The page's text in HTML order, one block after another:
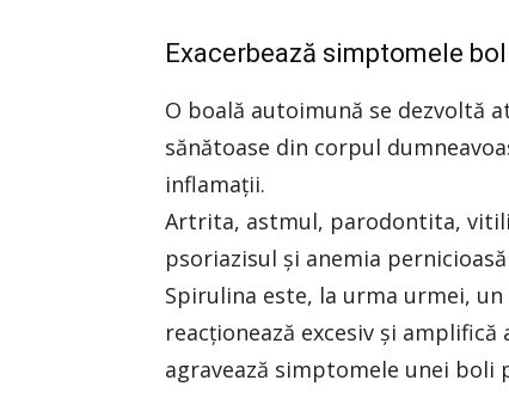
Exacerbează simptomele
O boală autoimună se dezvoltă
sănătoase din corpul
inflamații.
Artrita, astmul, parodontita,
psoriazisul și anemia
Spirulina este, la urma urmei,
reacționează excesiv și
agravează simptomele unei boli